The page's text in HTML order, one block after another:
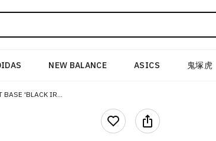
NEW BALANCE ASICS 鬼塚虎
(W) ADIDAS GRAND COURT BASE 'BLACK IRIDESCENT'